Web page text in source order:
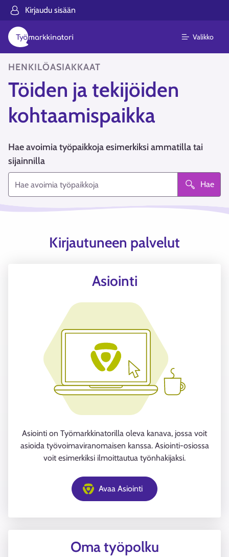
Kirjaudu sisään
Valikko
HENKILÖASIAKKAAT
Töiden ja tekijöiden
kohtaamispaikka
Hae avoimia työpaikkoja esimerkiksi ammatilla tai
sijainnilla
Hae
Kirjautuneen palvelut
Asiointi
Asiointi on Työmarkkinatorilla oleva kanava, jossa voit
asioida työvoimaviranomaisen kanssa. Asiointi-osiossa
voit esimerkiksi ilmoittautua työnhakijaksi.
Avaa Asiointi
Oma työpolku